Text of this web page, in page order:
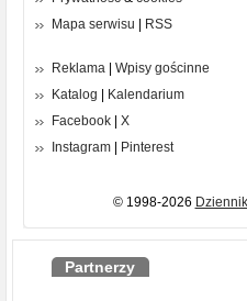
Mapa serwisu
RSS
Reklama
Wpisy gościnne
Katalog
Kalendarium
Facebook
X
Instagram
Pinterest
© 1998-2026
Partnerzy